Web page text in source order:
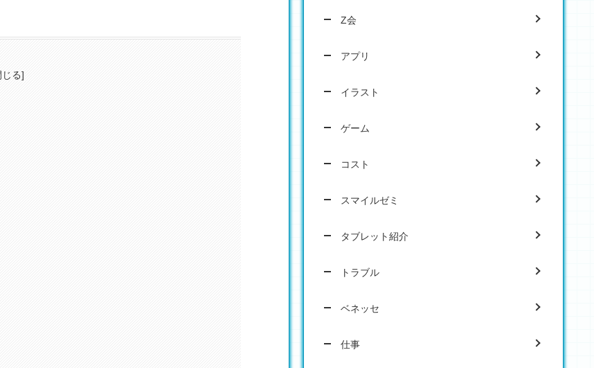
Z会
アプリ
イラスト
ゲーム
コスト
スマイルゼミ
タブレット紹介
トラブル
ベネッセ
仕事